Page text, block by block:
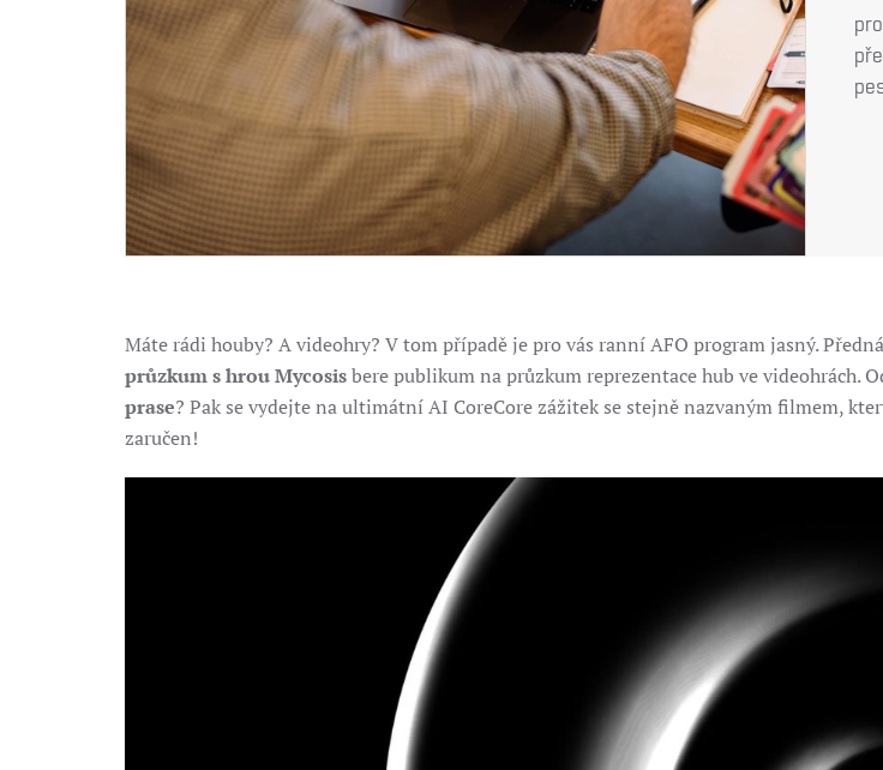
Máte rádi houby? A videohry? V tom případě je pro vás ranní AFO program jasný.
průzkum s hrou Mycosisbere publikum na průzkum reprezentace hub ve videohrách.
prase? Pak se vydejte na ultimátní AI CoreCore zážitek se stejně nazvaným filmem,
zaručen!